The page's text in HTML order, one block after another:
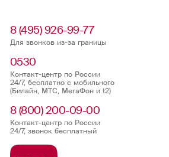
8 (495) 926-99-77
Для звонков из-за границы
0530
Контакт-центр по России
24/7, бесплатно с мобильного
(Билайн, МТС, МегаФон и t2)
8 (800) 200-09-00
Контакт-центр по России
24/7, звонок бесплатный